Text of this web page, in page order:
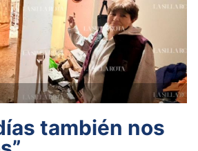
por más de 20 años y
afirma.